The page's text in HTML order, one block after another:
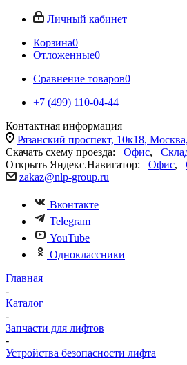
Личный кабинет
Корзина0
Отложенные0
Сравнение товаров0
+7 (499) 110-04-44
Контактная информация
Рязанский проспект, 10к18,
Скачать схему проезда: Офис,
Открыть Яндекс.Навигатор: Офис,
zakaz@nlp-group.ru
Вконтакте
Telegram
YouTube
Одноклассники
Главная
-
Каталог
-
Запчасти для лифтов
-
Устройства безопасности лифта